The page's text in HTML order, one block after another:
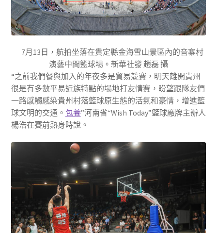
7月13日，航拍坐落在貴定縣金海雪山景區內的音寨村
演藝中間籃球場。新華社發 趙磊 攝
“之前我們餐與加入的年夜多是貿易競賽，明天離開貴州
很是有多數平易近族特點的場地打友情賽，盼望跟隊友們
一路感觸感染貴州村落籃球原生態的活氣和豪情，增進籃
球文明的交通。 包養”河南省“Wish Today”籃球廠牌主辦人
楊浩在賽前熱身時說。